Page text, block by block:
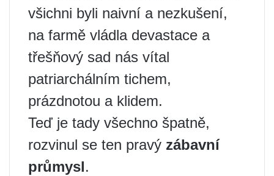
všichni byli naivní a nezkušení,
na farmě vládla devastace a
třešňový sad nás vítal
patriarchálním tichem,
prázdnotou a klidem.
Teď je tady všechno špatně,
rozvinul se ten pravý zábavní
průmysl.